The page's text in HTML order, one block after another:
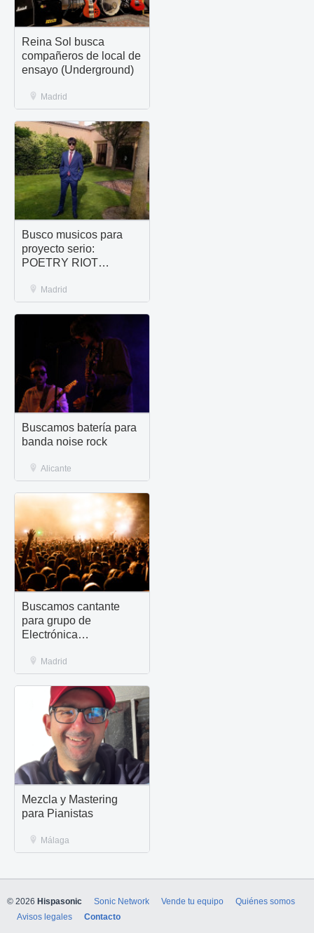
Reina Sol busca
compañeros de local de
ensayo (Underground)
Madrid
Busco musicos para
proyecto serio:
POETRY RIOT
Madrid
Buscamos batería para
banda noise rock
Alicante
Buscamos cantante
para grupo de
Electrónica
Madrid
Mezcla y Mastering
para Pianistas
Málaga
© 2026 Hispasonic Sonic Network Vende tu equipo
Quiénes somos
Avisos legales
Contacto